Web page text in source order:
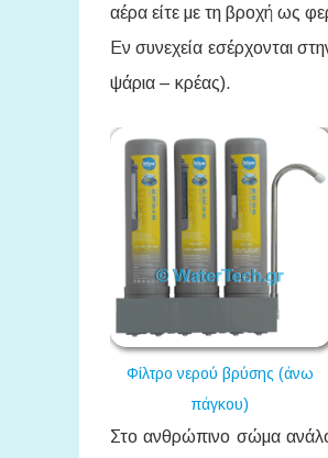
αέρα είτε με τη βροχή ως
Εν συνεχεία εσέρχονται
ψάρια – κρέας).
Φίλτρο νερού βρύσης (άνω
πάγκου)
Στο ανθρώπινο σώμα